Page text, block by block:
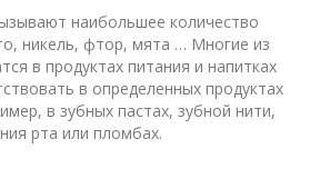
наибольшее количество
никель, фтор, мята … Многие из
в продуктах питания и напитках
в определенных продуктах
в зубных пастах, зубной нити,
рта или пломбах.